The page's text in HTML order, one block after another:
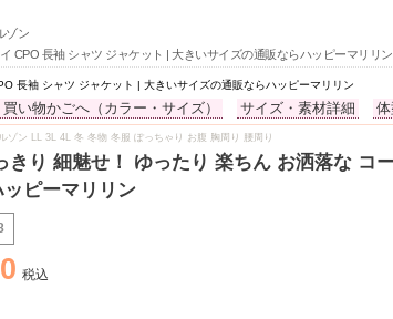
ゾン
CPO 長袖 シャツ ジャケット | 大きいサイズの通販ならハッピーマリリン
長袖 シャツ ジャケット | 大きいサイズの通販ならハッピーマリリン
買い物かごへ（カラー・サイズ） サイズ・素材詳細 体
ゾン LL 3L 4L 冬 冬物 冬服 ぽっちゃり お腹 胸周り 腰周り
きり 細魅せ！ ゆったり 楽ちん お洒落な コ
ピーマリリン
税込